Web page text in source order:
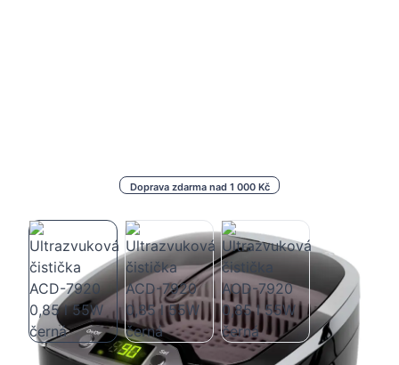
Doprava zdarma nad 1 000 Kč